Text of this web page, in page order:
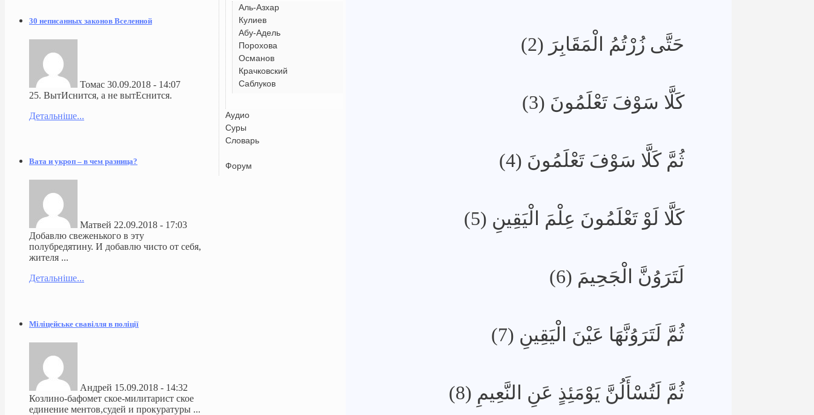
Аль-Азхар
Кулиев
Абу-Адель
Порохова
Османов
Крачковский
Саблуков
Аудио
Суры
Словарь
Форум
حَتَّى زُرْتُمُ الْمَقَابِرَ (2)
كَلَّا سَوْفَ تَعْلَمُونَ (3)
ثُمَّ كَلَّا سَوْفَ تَعْلَمُونَ (4)
كَلَّا لَوْ تَعْلَمُونَ عِلْمَ الْيَقِينِ (5)
لَتَرَوُنَّ الْجَحِيمَ (6)
ثُمَّ لَتَرَوُنَّهَا عَيْنَ الْيَقِينِ (7)
ثُمَّ لَتُسْأَلُنَّ يَوْمَئِذٍ عَنِ النَّعِيمِ (8)
30 неписанных законов Вселенной
Томас 30.09.2018 - 14:07
25. ВытИснится, а не вытЕснится.
Детальніше...
Вата и укроп – в чем разница?
Матвей 22.09.2018 - 17:03
Добавлю свеженького в эту
полубредятину. И добавлю чисто от себя,
жителя ...
Детальніше...
Міліцейське свавілля в поліції
Андрей 15.09.2018 - 14:32
Козлино-бафомет ское-милитарист ское
единение ментов,судей и прокуратуры ...